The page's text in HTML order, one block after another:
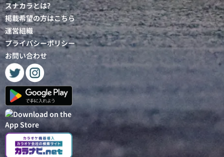
スナカラとは?
掲載希望の方はこちら
運営組織
プライバシーポリシー
お問い合わせ